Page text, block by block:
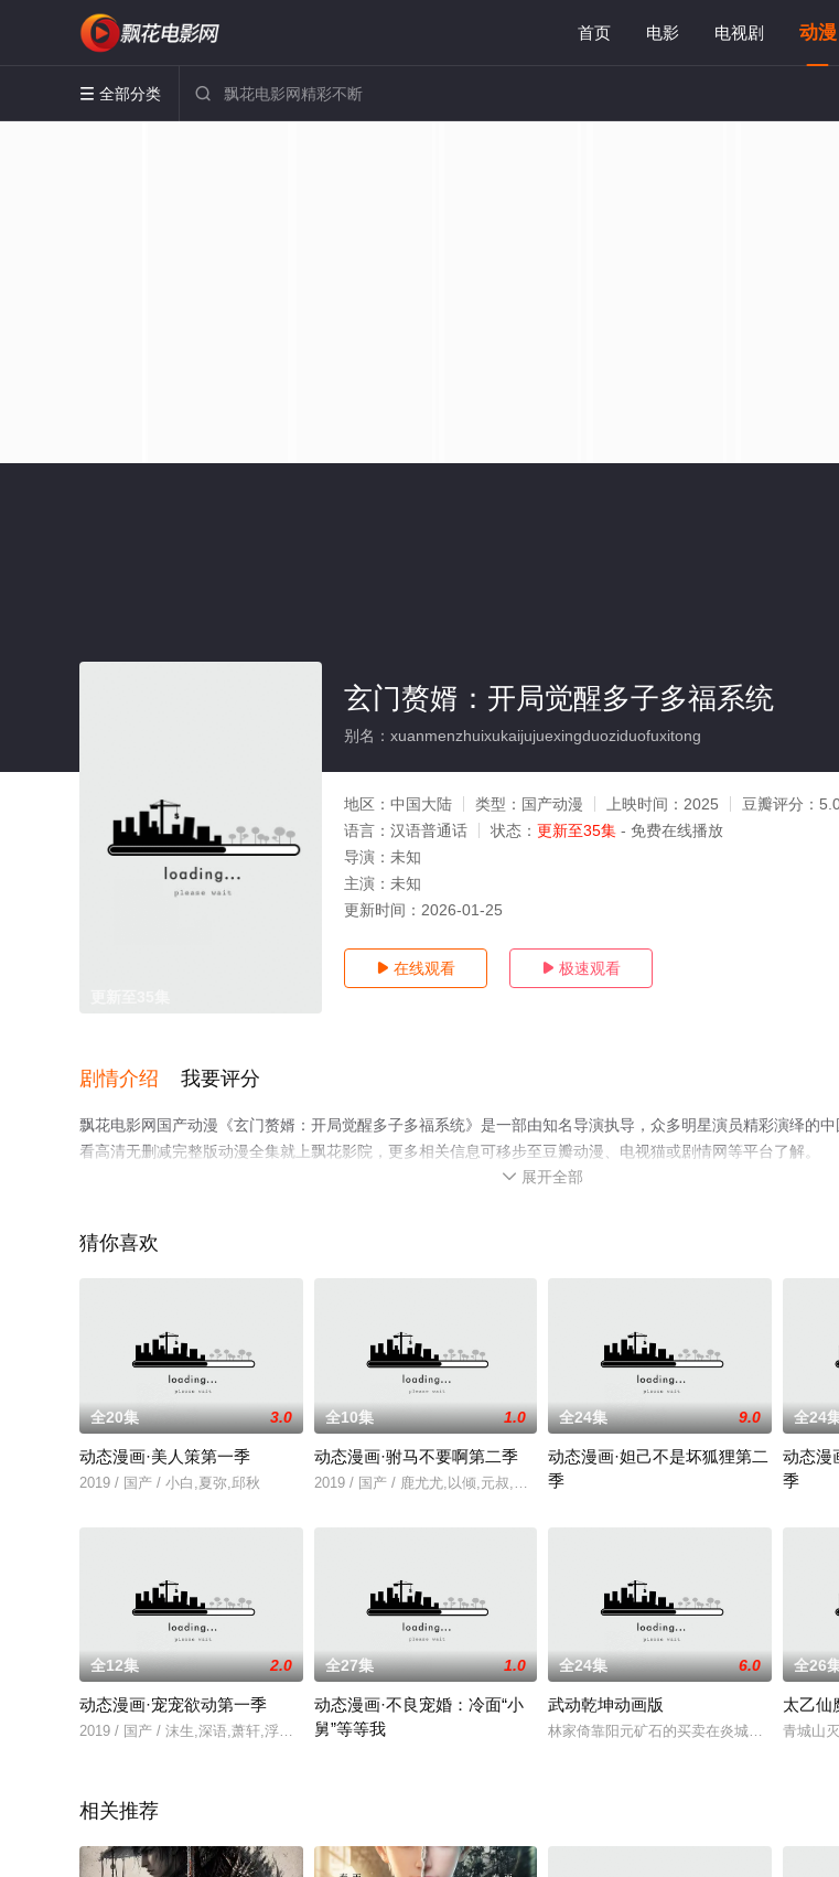
首页 电影 电视剧 动漫
 全部分类 
玄门赘婿：开局觉醒多子多福系统
别名：xuanmenzhuixukaijujuexingduoziduofuxitong
地区： 中国大陆 类型： 国产动漫 上映时间： 2025 豆瓣评分：
语言： 汉语普通话 状态： 更新至35集 - 免费在线播放
导演： 未知
主演： 未知
更新时间： 2026-01-25
 在线观看  极速观看
剧情介绍 我要评分
飘花电影网国产动漫《玄门赘婿：开局觉醒多子多福系统》是一部由知名导演执导，众多明星演员精彩演绎的
看高清无删减完整版动漫全集就上飘花影院，更多相关信息可移步至豆瓣动漫、电视猫或剧情网等平台了解。
 展开全部
猜你喜欢
全20集 3.0
动态漫画·美人策第一季
2019 / 国产 / 小白,夏弥,邱秋
全10集 1.0
动态漫画·驸马不要啊第二季
2019 / 国产 / 鹿尤尤,以倾,元叔,点儿,小荼,三秋
全24集 9.0
动态漫画·妲己不是坏狐狸第二
季
全24
动态漫
季
全12集 2.0
动态漫画·宠宠欲动第一季
2019 / 国产 / 沫生,深语,萧轩,浮浮,稀稀,小西瓜
全27集 1.0
动态漫画·不良宠婚：冷面“小
舅”等等我
全24集 6.0
武动乾坤动画版
林家倚靠阳元矿石的买卖在炎城慢慢稳定了
全26
太乙仙
青城山
相关推荐